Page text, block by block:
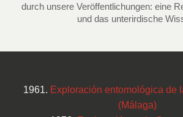
durch unsere Veröffentlichungen: eine
und das unterirdische
1961. Exploración entomológica de
(Málaga)